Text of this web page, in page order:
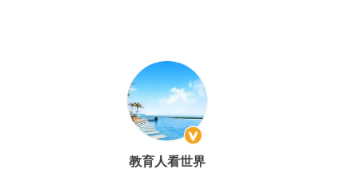
教育人看世界